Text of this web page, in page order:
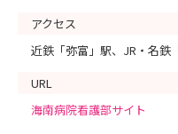
アクセス
近鉄「弥富」駅、JR・名鉄
URL
海南病院看護部サイト